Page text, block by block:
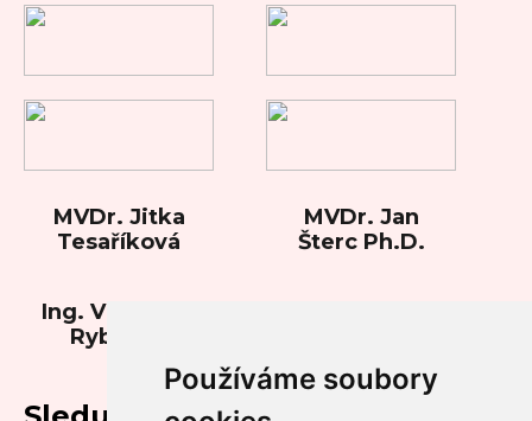
Používáme soubory
MVDr. Jitka
Tesaříková
MVDr. Jan
Šterc Ph.D.
Ing. Vladimíra
Rybková